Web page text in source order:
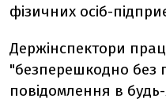
фізичних осіб-
Держінспектори
"безперешкодно без
повідомлення в